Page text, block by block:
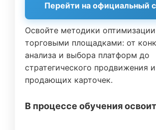
Перейти на официальный
Освойте методики
торговыми площадками: от
анализа и выбора платформ до
стратегического продвижения
продающих карточек.
В процессе обучения